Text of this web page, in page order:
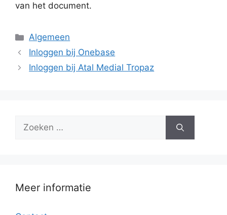
van het document.
Categorieën
Algemeen
Inloggen bij Onebase
Inloggen bij Atal Medial Tropaz
Zoek
Meer informatie